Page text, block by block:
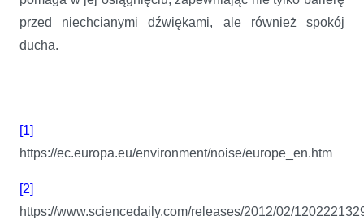
przed niechcianymi dźwiękami, ale również spokój
ducha.
[1]
https://ec.europa.eu/environment/noise/europe_en.htm
[2]
https://www.sciencedaily.com/releases/2012/02/